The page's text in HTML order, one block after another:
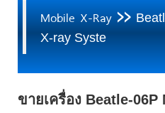
Mobile X-Ray>>
X-ray Syste
ขายเครื่อง Beatle-